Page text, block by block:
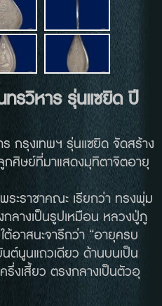
รวิหาร รุ่นแซยิด ปี
กรุงเทพฯ รุ่นแซยิด จัดสร้าง
กศิษย์ที่มาแสดงมุทิตาจิตอายุ
ะราชาคณะ เรียกว่า ทรงพุ่ม
างเป็นรูปเหมือน หลวงปู่ภู
อาสนะจารึกว่า “อายุครบ
ต์นูนแถวเดียว ด้านบนเป็น
งเสี้ยว ตรงกลางเป็นตัวอุ